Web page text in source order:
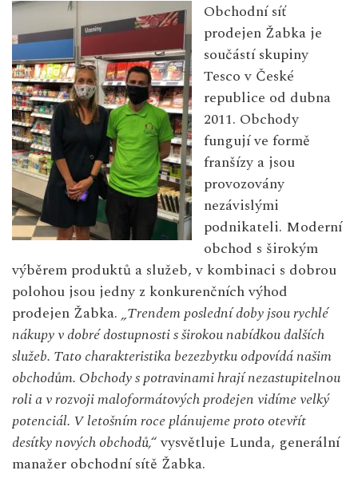
Obchodní síť
prodejen Žabka je
součástí skupiny
Tesco v České
republice od dubna
2011. Obchody
fungují ve formě
franšízy a jsou
provozovány
nezávislými
podnikateli. Moderní
obchod s širokým
výběrem produktů a služeb, v kombinaci s dobrou
polohou jsou jedny z konkurenčních výhod
prodejen Žabka. „Trendem poslední doby jsou rychlé
nákupy v dobré dostupnosti s širokou nabídkou dalších
služeb. Tato charakteristika bezezbytku odpovídá našim
obchodům. Obchody s potravinami hrají nezastupitelnou
roli a v rozvoji maloformátových prodejen vidíme velký
potenciál. V letošním roce plánujeme proto otevřít
desítky nových obchodů,“vysvětluje Lunda, generální
manažer obchodní sítě Žabka.